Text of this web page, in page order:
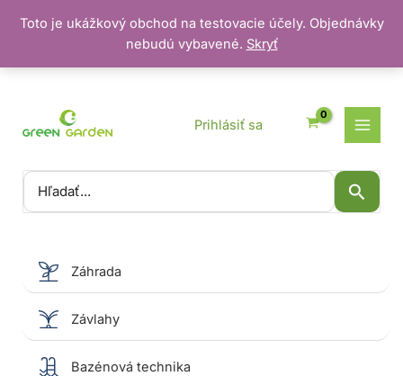
Toto je ukážkový obchod na testovacie účely. Objednávky
nebudú vybavené. Skryť
Vyhľadať:
Prihlásiť sa
Záhrada
Závlahy
Bazénová technika